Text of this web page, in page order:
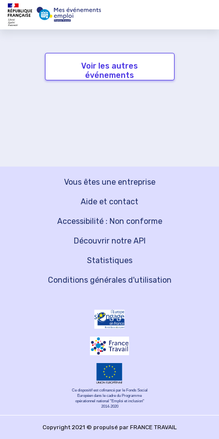
Voir les autres
événements
Vous êtes une entreprise
Découvrir notre API
Aide et contact
Statistiques
Accessibilité : Non conforme
Conditions générales d'utilisation
Ce dispositif est cofinancé par le Fonds Social
Européen dans le cadre du Programme
opérationnel national "Emploi et inclusion"
2014-2020
Copyright 2021 © propulsé par FRANCE TRAVAIL